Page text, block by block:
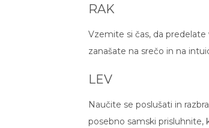
RAK
Vzemite si čas, da
zanašate na srečo in na
LEV
Naučite se poslušati in
posebno samski prisluhnite,